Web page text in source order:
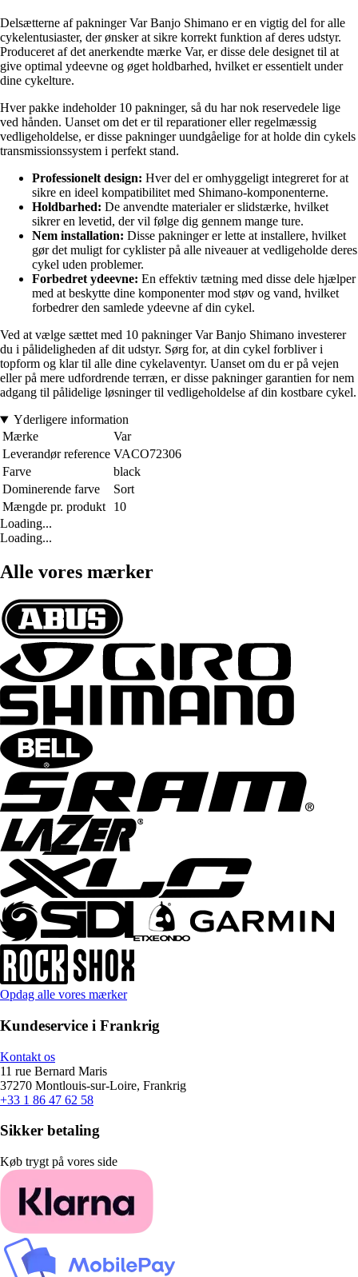
Delsætterne af pakninger Var Banjo Shimano er en vigtig del for alle
cykelentusiaster, der ønsker at sikre korrekt funktion af deres udstyr.
Produceret af det anerkendte mærke Var, er disse dele designet til at
give optimal ydeevne og øget holdbarhed, hvilket er essentielt under
dine cykelture.
Hver pakke indeholder 10 pakninger, så du har nok reservedele lige
ved hånden. Uanset om det er til reparationer eller regelmæssig
vedligeholdelse, er disse pakninger uundgåelige for at holde din cykels
transmissionssystem i perfekt stand.
Professionelt design: Hver del er omhyggeligt integreret for at
sikre en ideel kompatibilitet med Shimano-komponenterne.
Holdbarhed: De anvendte materialer er slidstærke, hvilket
sikrer en levetid, der vil følge dig gennem mange ture.
Nem installation: Disse pakninger er lette at installere, hvilket
gør det muligt for cyklister på alle niveauer at vedligeholde deres
cykel uden problemer.
Forbedret ydeevne: En effektiv tætning med disse dele hjælper
med at beskytte dine komponenter mod støv og vand, hvilket
forbedrer den samlede ydeevne af din cykel.
Ved at vælge sættet med 10 pakninger Var Banjo Shimano investerer
du i pålideligheden af dit udstyr. Sørg for, at din cykel forbliver i
topform og klar til alle dine cykelaventyr. Uanset om du er på vejen
eller på mere udfordrende terræn, er disse pakninger garantien for nem
adgang til pålidelige løsninger til vedligeholdelse af din kostbare cykel.
Yderligere information
Mærke
Var
Leverandør reference VACO72306
Farve
black
Dominerende farve
Sort
Mængde pr. produkt
10
Loading...
Loading...
Alle vores mærker
Opdag alle vores mærker
Kundeservice i Frankrig
Kontakt os
11 rue Bernard Maris
37270 Montlouis-sur-Loire, Frankrig
+33 1 86 47 62 58
Sikker betaling
Køb trygt på vores side